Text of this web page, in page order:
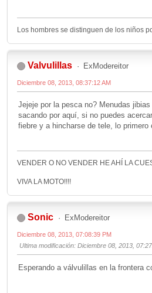
Los hombres se distinguen de los niños
Valvulillas ExModereitor
Diciembre 08, 2013, 08:37:12 AM
Jejeje por la pesca no? Menudas
sacando por aquí, si no puedes
fiebre y a hincharse de tele, lo primero
VENDER O NO VENDER HE AHÍ LA
VIVA LA MOTO!!!!
Sonic ExModereitor
Diciembre 08, 2013, 07:08:39 PM
Ultima modificación: Diciembre 08, 2013,
Esperando a válvulillas en la frontera